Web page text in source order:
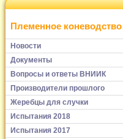
Племенное коневодство
Новости
Документы
Вопросы и ответы ВНИИК
Производители прошлого
Жеребцы для случки
Испытания 2018
Испытания 2017